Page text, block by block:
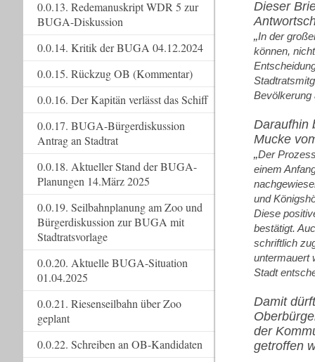
Dieser
„In der
können,
Bevölkerung
Daraufhin
Mucke
„Der
einem
und
Diese
bestätigt.
schriftlich
untermauert
Stadt
Damit
der
getroffen
0.0.13. Redemanuskript WDR 5 zur
BUGA-Diskussion
0.0.14. Kritik der BUGA 04.12.2024
0.0.15. Rückzug OB (Kommentar)
0.0.16. Der Kapitän verlässt das Schiff
0.0.17. BUGA-Bürgerdiskussion
Antrag an Stadtrat
0.0.18. Aktueller Stand der BUGA-
Planungen 14.März 2025
0.0.19. Seilbahnplanung am Zoo und
Bürgerdiskussion zur BUGA mit
Stadtratsvorlage
0.0.20. Aktuelle BUGA-Situation
01.04.2025
0.0.21. Riesenseilbahn über Zoo
geplant
0.0.22. Schreiben an OB-Kandidaten